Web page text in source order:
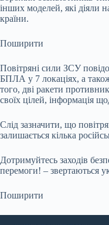
інших моделей, які діяли
країни.
Поширити
Повітряні сили ЗСУ
БПЛА у 7 локаціях, а
того, дві ракети
своїх цілей, інформація
Слід зазначити, що
залишається кілька
Дотримуйтесь заходів
перемоги! – звертаються
Поширити